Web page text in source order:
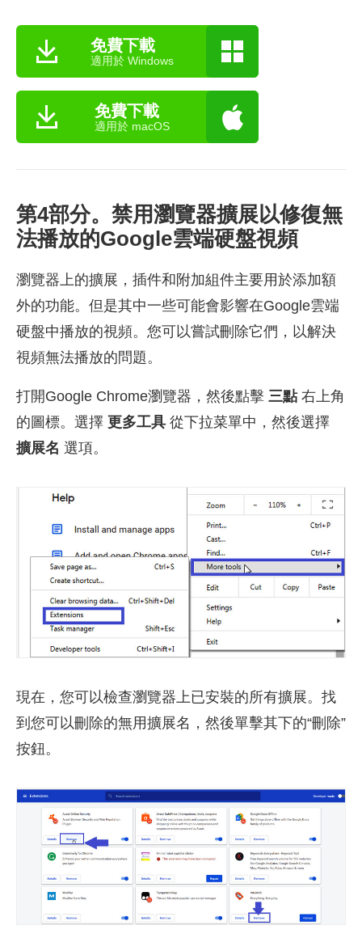
免費下載
適用於 Windows
免費下載
適用於 macOS
第4部分。禁用瀏覽器擴展以修復無
法播放的Google雲端硬盤視頻
瀏覽器上的擴展，插件和附加組件主要用於添加額
外的功能。但是其中一些可能會影響在Google雲端
硬盤中播放的視頻。您可以嘗試刪除它們，以解決
視頻無法播放的問題。
打開Google Chrome瀏覽器，然後點擊 三點右上角
的圖標。選擇 更多工具 從下拉菜單中，然後選擇
擴展名 選項。
現在，您可以檢查瀏覽器上已安裝的所有擴展。找
到您可以刪除的無用擴展名，然後單擊其下的“刪除”
按鈕。